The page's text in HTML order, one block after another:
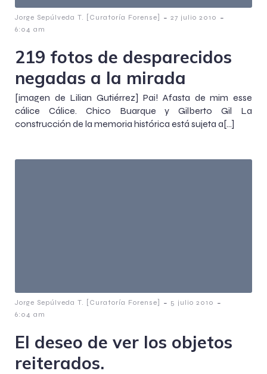
Jorge Sepúlveda T. [Curatoría Forense] - 27 julio 2010 -
6:04 am
219 fotos de desparecidos
negadas a la mirada
[imagen de Lilian Gutiérrez] Pai! Afasta de mim esse
cálice Cálice. Chico Buarque y Gilberto Gil La
construcción de la memoria histórica está sujeta a[…]
Jorge Sepúlveda T. [Curatoría Forense] - 5 julio 2010 -
6:04 am
El deseo de ver los objetos
reiterados.